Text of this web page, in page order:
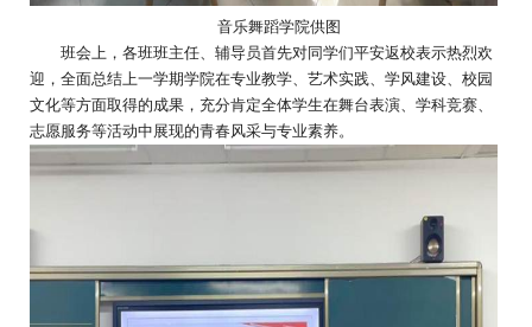
音乐舞蹈学院供图
班会上，各班班主任、辅导员首先对同学们平安返校表示热烈欢
迎，全面总结上一学期学院在专业教学、艺术实践、学风建设、校园
文化等方面取得的成果，充分肯定全体学生在舞台表演、学科竞赛、
志愿服务等活动中展现的青春风采与专业素养。